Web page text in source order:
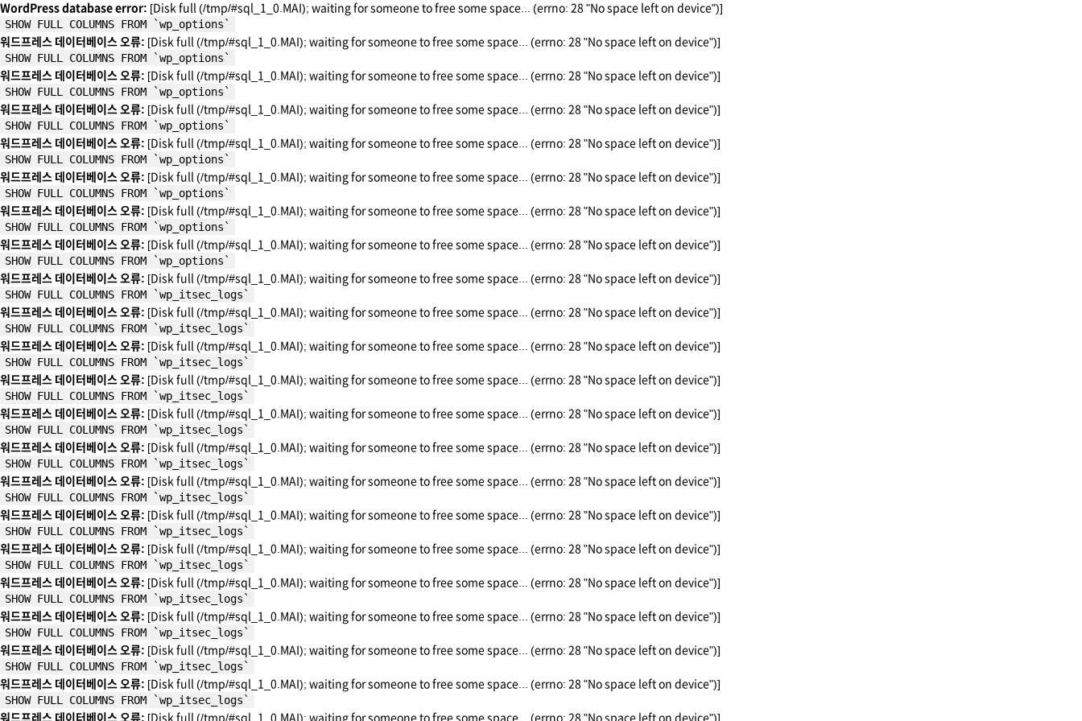
WordPress database error: [Disk full (/tmp/#sql_1_0.MAI); waiting for someone to free some space... (errno: 28 "No space left on device")]
SHOW FULL COLUMNS FROM `wp_options`
워드프레스 데이터베이스 오류: [Disk full (/tmp/#sql_1_0.MAI); waiting for someone to free some space... (errno: 28 "No space left on device")]
SHOW FULL COLUMNS FROM `wp_options`
워드프레스 데이터베이스 오류: [Disk full (/tmp/#sql_1_0.MAI); waiting for someone to free some space... (errno: 28 "No space left on device")]
SHOW FULL COLUMNS FROM `wp_options`
워드프레스 데이터베이스 오류: [Disk full (/tmp/#sql_1_0.MAI); waiting for someone to free some space... (errno: 28 "No space left on device")]
SHOW FULL COLUMNS FROM `wp_options`
워드프레스 데이터베이스 오류: [Disk full (/tmp/#sql_1_0.MAI); waiting for someone to free some space... (errno: 28 "No space left on device")]
SHOW FULL COLUMNS FROM `wp_options`
워드프레스 데이터베이스 오류: [Disk full (/tmp/#sql_1_0.MAI); waiting for someone to free some space... (errno: 28 "No space left on device")]
SHOW FULL COLUMNS FROM `wp_options`
워드프레스 데이터베이스 오류: [Disk full (/tmp/#sql_1_0.MAI); waiting for someone to free some space... (errno: 28 "No space left on device")]
SHOW FULL COLUMNS FROM `wp_options`
워드프레스 데이터베이스 오류: [Disk full (/tmp/#sql_1_0.MAI); waiting for someone to free some space... (errno: 28 "No space left on device")]
SHOW FULL COLUMNS FROM `wp_options`
워드프레스 데이터베이스 오류: [Disk full (/tmp/#sql_1_0.MAI); waiting for someone to free some space... (errno: 28 "No space left on device")]
SHOW FULL COLUMNS FROM `wp_itsec_logs`
워드프레스 데이터베이스 오류: [Disk full (/tmp/#sql_1_0.MAI); waiting for someone to free some space... (errno: 28 "No space left on device")]
SHOW FULL COLUMNS FROM `wp_itsec_logs`
워드프레스 데이터베이스 오류: [Disk full (/tmp/#sql_1_0.MAI); waiting for someone to free some space... (errno: 28 "No space left on device")]
SHOW FULL COLUMNS FROM `wp_itsec_logs`
워드프레스 데이터베이스 오류: [Disk full (/tmp/#sql_1_0.MAI); waiting for someone to free some space... (errno: 28 "No space left on device")]
SHOW FULL COLUMNS FROM `wp_itsec_logs`
워드프레스 데이터베이스 오류: [Disk full (/tmp/#sql_1_0.MAI); waiting for someone to free some space... (errno: 28 "No space left on device")]
SHOW FULL COLUMNS FROM `wp_itsec_logs`
워드프레스 데이터베이스 오류: [Disk full (/tmp/#sql_1_0.MAI); waiting for someone to free some space... (errno: 28 "No space left on device")]
SHOW FULL COLUMNS FROM `wp_itsec_logs`
워드프레스 데이터베이스 오류: [Disk full (/tmp/#sql_1_0.MAI); waiting for someone to free some space... (errno: 28 "No space left on device")]
SHOW FULL COLUMNS FROM `wp_itsec_logs`
워드프레스 데이터베이스 오류: [Disk full (/tmp/#sql_1_0.MAI); waiting for someone to free some space... (errno: 28 "No space left on device")]
SHOW FULL COLUMNS FROM `wp_itsec_logs`
워드프레스 데이터베이스 오류: [Disk full (/tmp/#sql_1_0.MAI); waiting for someone to free some space... (errno: 28 "No space left on device")]
SHOW FULL COLUMNS FROM `wp_itsec_logs`
워드프레스 데이터베이스 오류: [Disk full (/tmp/#sql_1_0.MAI); waiting for someone to free some space... (errno: 28 "No space left on device")]
SHOW FULL COLUMNS FROM `wp_itsec_logs`
워드프레스 데이터베이스 오류: [Disk full (/tmp/#sql_1_0.MAI); waiting for someone to free some space... (errno: 28 "No space left on device")]
SHOW FULL COLUMNS FROM `wp_itsec_logs`
워드프레스 데이터베이스 오류: [Disk full (/tmp/#sql_1_0.MAI); waiting for someone to free some space... (errno: 28 "No space left on device")]
SHOW FULL COLUMNS FROM `wp_itsec_logs`
워드프레스 데이터베이스 오류: [Disk full (/tmp/#sql_1_0.MAI); waiting for someone to free some space... (errno: 28 "No space left on device")]
SHOW FULL COLUMNS FROM `wp_itsec_logs`
워드프레스 데이터베이스 오류: [Disk full (/tmp/#sql_1_0.MAI); waiting for someone to free some space... (errno: 28 "No space left on device")]